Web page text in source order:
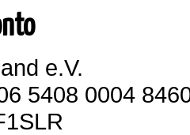
e.V.
5408 0004